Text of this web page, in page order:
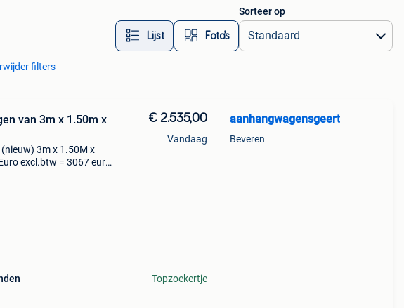
Lijst Foto’s
Sorteer op
filters
van 3m x 1.50m x
3m x 1.50M x
excl.btw = 3067 euro
€ 2.535,00
Vandaag
Topzoekertje
aanhangwagensgeert
Beveren